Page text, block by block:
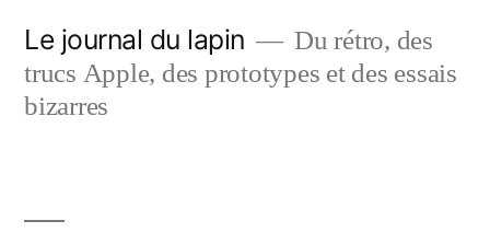
contenu
Le journal du lapin
Du rétro, des
trucs Apple, des prototypes et des essais
bizarres